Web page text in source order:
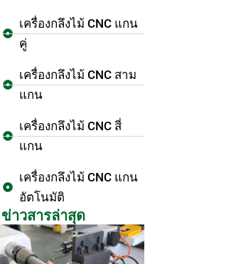
เครื่องกลึงไม้ CNC แกน
คู่
เครื่องกลึงไม้ CNC สาม
แกน
เครื่องกลึงไม้ CNC สี่
แกน
เครื่องกลึงไม้ CNC แกน
อัตโนมัติ
ข่าวสารล่าสุด